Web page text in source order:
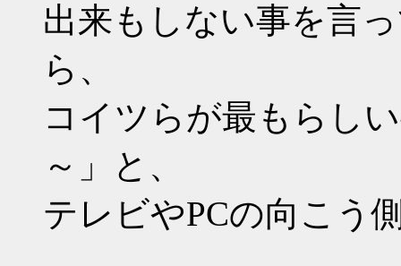
出来もしない事を言
ら、
コイツらが最もらし
～」と、
テレビやPCの向こう